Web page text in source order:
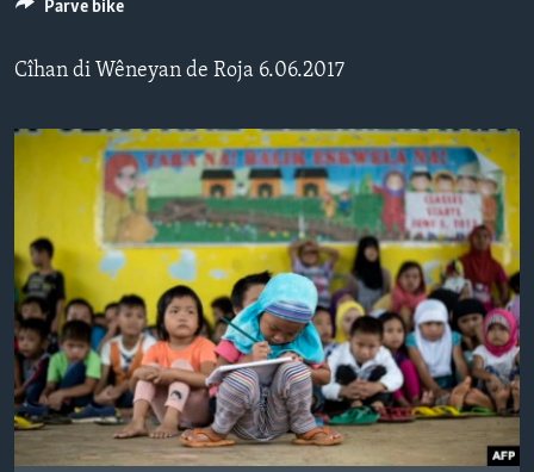
serekî
FOTO GALERÎ
AMERÎKA
TIRKÎYE
ÎRAQ
ROJHILATA NAVÎN
CÎHAN
ÇAND Û HUNER
SERNIVÎS
SORANÎ
Learning English
Cîhan di Wêneyan de Roja 6.06.2017
Parve bike